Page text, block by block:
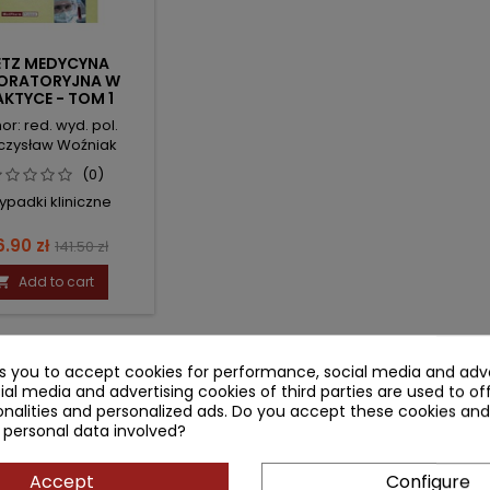
MEDYCYNA
W
- TOM 1
red. wyd. pol.
Woźniak
(0)
kliniczne
zł Regular
price
141.50 zł
Add to cart
Be the first to write your
you to accept cookies for performance, social media and
media and advertising cookies of third parties are used to
and personalized ads. Do you accept these cookies
data involved?
Accept Configure